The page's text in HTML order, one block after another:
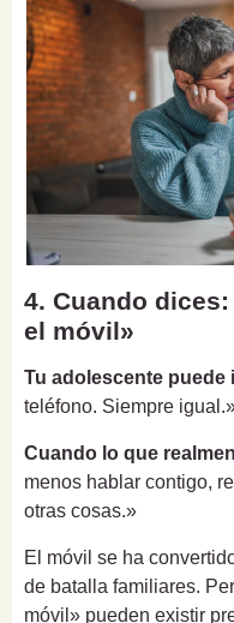
4. Cuando
el móvil»
Tu adolescente puede
teléfono. Siempre
Cuando lo que
menos hablar contigo,
otras cosas.»
El móvil se ha
de batalla familiares.
móvil» pueden existir